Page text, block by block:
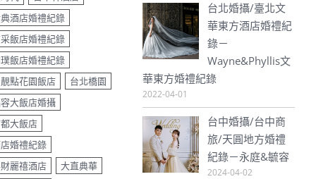
酒店婚禮紀錄
飯店婚禮紀錄
飯店婚禮紀錄
點花園飯店
台北橋園
大飯店婚攝
大飯店
婚禮紀錄
麗禧酒店
大直典華
台北婚攝/臺北文
華東方酒店婚禮紀
錄－
Wayne&Phyllis文
華東方婚禮紀錄
2022-04-01
台中婚攝/台中商
旅/天圓地方婚禮
紀錄－永庭&毓容
2024-04-02